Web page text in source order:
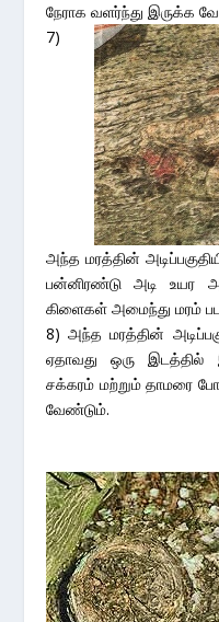
நேராக வளர்ந்து இருக்க
7)
அந்த மரத்தின்
பன்னிரண்டு அடி உயர
கிளைகள் அமைந்து மரம்
8) அந்த மரத்தின்
ஏதாவது ஒரு
சக்கரம் மற்றும் தாமரை
வேண்டும்.